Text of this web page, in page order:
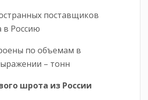
поставщиков
в Россию
по объемам в
– тонн
шрота из России